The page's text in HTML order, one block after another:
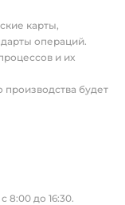
карты,
операций.
и их
будет
8:00 до 16:30.